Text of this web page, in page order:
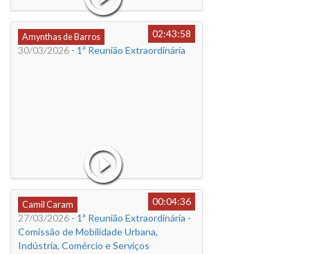
Amynthas de Barros
02:43:58
30/03/2026 - 1ª Reunião Extraordinária
Camil Caram
00:04:36
27/03/2026 - 1ª Reunião Extraordinária -
Comissão de Mobilidade Urbana,
Indústria, Comércio e Serviços